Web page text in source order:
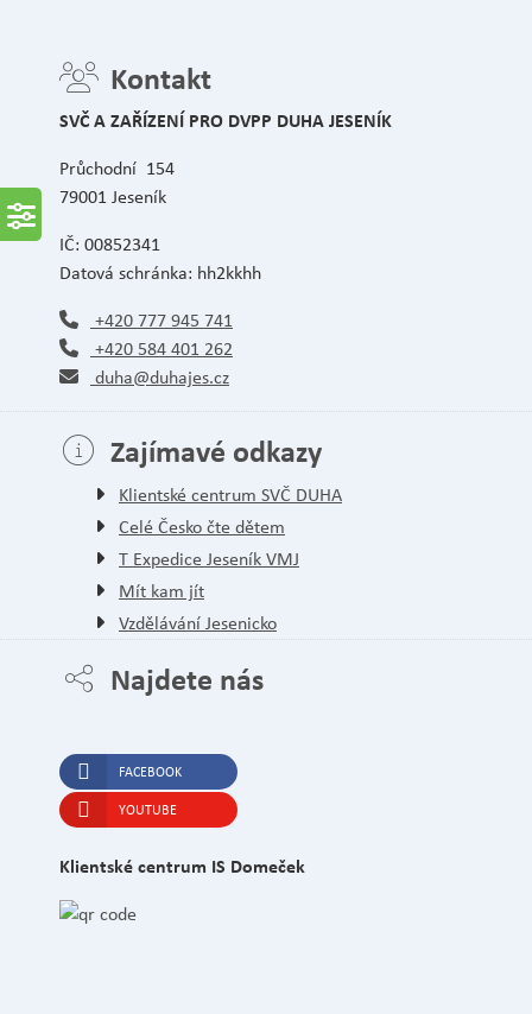
Kontakt
SVČ A ZAŘÍZENÍ PRO DVPP DUHA JESENÍK
Průchodní 154
79001 Jeseník
IČ: 00852341
Datová schránka: hh2kkhh
+420 777 945 741
+420 584 401 262
duha@duhajes.cz
Zajímavé odkazy
Klientské centrum SVČ DUHA
Celé Česko čte dětem
T Expedice Jeseník VMJ
Mít kam jít
Vzdělávání Jesenicko
Najdete nás
FACEBOOK
YOUTUBE
Klientské centrum IS Domeček